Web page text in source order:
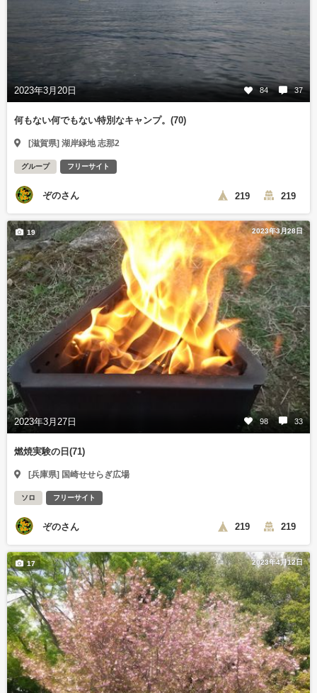
2023年3月20日 84 37
何もない何でもない特別なキャンプ。(70)
[滋賀県] 湖岸緑地 志那2
グループ フリーサイト
ぞのさん 219 219
2023年3月28日
2023年3月27日 98 33
19
燃焼実験の日(71)
[兵庫県] 国崎せせらぎ広場
ソロ フリーサイト
ぞのさん 219 219
2023年4月12日
17